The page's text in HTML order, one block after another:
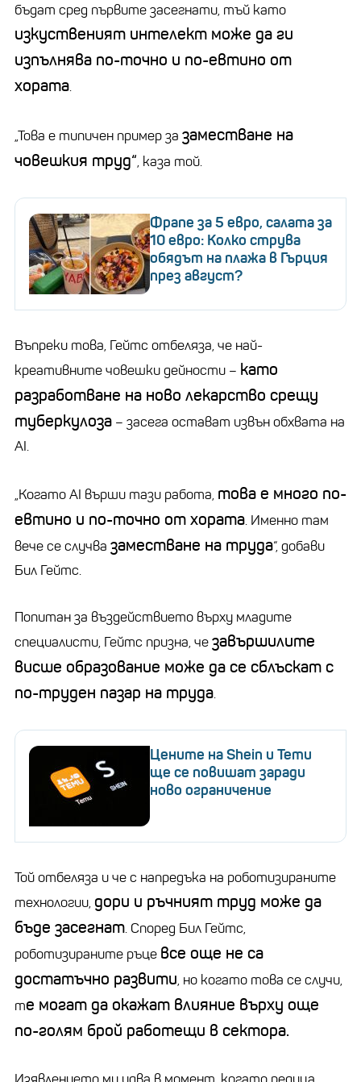
бъдат сред първите засегнати, тъй като
изкуственият интелект може да ги
изпълнява по-точно и по-евтино от
хората.
„Това е типичен пример за заместване на
човешкия труд“, каза той.
Фрапе за 5 евро, салата за
10 евро: Колко струва
обядът на плажа в Гърция
през август?
Въпреки това, Гейтс отбеляза, че най-
креативните човешки дейности – като
разработване на ново лекарство срещу
туберкулоза – засега остават извън обхвата на
AI.
„Когато AI върши тази работа, това е много по-
евтино и по-точно от хората. Именно там
вече се случва заместване на труда“, добави
Бил Гейтс.
Попитан за въздействието върху младите
специалисти, Гейтс призна, чезавършилите
висше образование може да се сблъскат с
по-труден пазар на труда.
Цените на Shein и Temu
ще се повишат заради
ново ограничение
Той отбеляза и че с напредъка на роботизираните
технологии, дори и ръчният труд може да
бъде засегнат. Според Бил Гейтс,
роботизираните ръце все още не са
достатъчно развити, но когато това се случи,
те могат да окажат влияние върху още
по-голям брой работещи в сектора.